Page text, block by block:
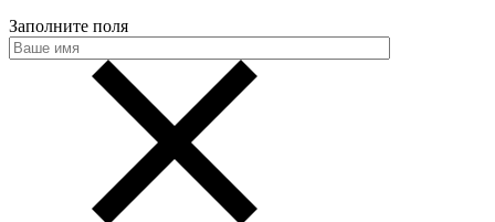
Заполните поля